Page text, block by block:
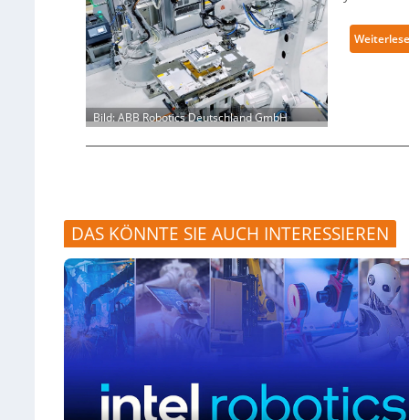
Bild: ABB Robotics Deutschland GmbH
DAS KÖNNTE SIE AUCH INTERESSIEREN